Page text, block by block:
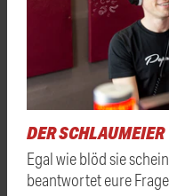
DER
Egal wie blöd sie
beantwortet eure